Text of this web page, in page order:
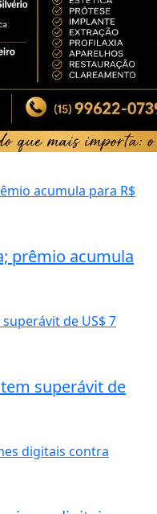
prêmio acumula
superávit de